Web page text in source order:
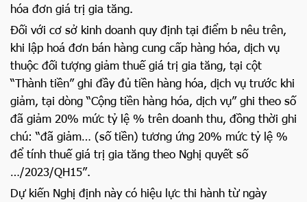
hóa đơn giá trị gia tăng.
Đối với cơ sở kinh doanh quy định tại điểm b nêu trên,
khi lập hoá đơn bán hàng cung cấp hàng hóa, dịch vụ
thuộc đối tượng giảm thuế giá trị gia tăng, tại cột
“Thành tiền” ghi đầy đủ tiền hàng hóa, dịch vụ trước khi
giảm, tại dòng “Cộng tiền hàng hóa, dịch vụ” ghi theo số
đã giảm 20% mức tỷ lệ % trên doanh thu, đồng thời ghi
chú: “đã giảm… (số tiền) tương ứng 20% mức tỷ lệ %
để tính thuế giá trị gia tăng theo Nghị quyết số
…/2023/QH15”.
Dự kiến Nghị định này có hiệu lực thi hành từ ngày